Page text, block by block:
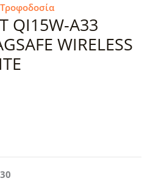
QI15W-A33
WIRELESS